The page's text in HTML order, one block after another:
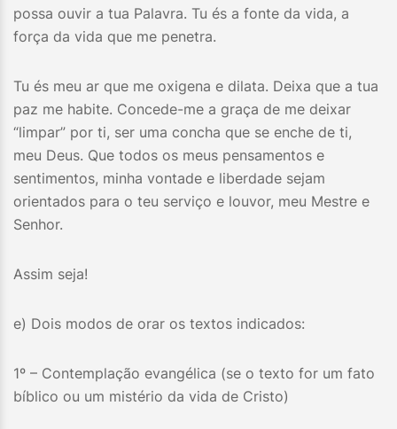
possa ouvir a tua Palavra. Tu és a fonte da vida, a
força da vida que me penetra.
Tu és meu ar que me oxigena e dilata. Deixa que a tua
paz me habite. Concede-me a graça de me deixar
“limpar” por ti, ser uma concha que se enche de ti,
meu Deus. Que todos os meus pensamentos e
sentimentos, minha vontade e liberdade sejam
orientados para o teu serviço e louvor, meu Mestre e
Senhor.
Assim seja!
e) Dois modos de orar os textos indicados:
1º – Contemplação evangélica (se o texto for um fato
bíblico ou um mistério da vida de Cristo)